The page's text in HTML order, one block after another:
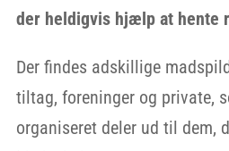
der heldigvis hjælp at hente
Der findes adskillige
tiltag, foreninger og private,
organiseret deler ud til dem,